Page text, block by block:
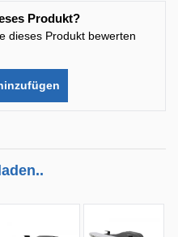
Produkt?
dieses Produkt bewerten